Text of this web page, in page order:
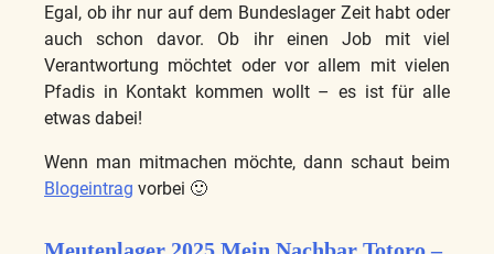
Egal, ob ihr nur auf dem Bundeslager Zeit habt oder
auch schon davor. Ob ihr einen Job mit viel
Verantwortung möchtet oder vor allem mit vielen
Pfadis in Kontakt kommen wollt – es ist für alle
etwas dabei!
Wenn man mitmachen möchte, dann schaut beim
Blogeintrag vorbei 🙂